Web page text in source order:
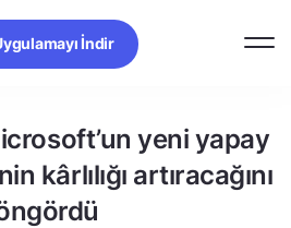
İndir
yeni yapay
kârlılığı artıracağını